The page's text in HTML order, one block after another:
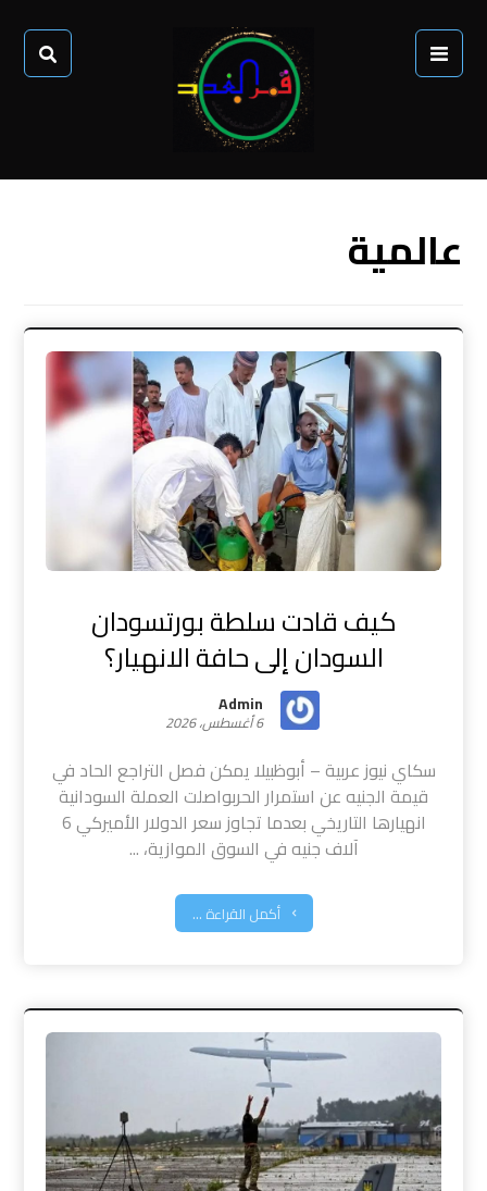
عالمية
كيف قادت سلطة بورتسودان
السودان إلى حافة الانهيار؟
Admin
6 أغسطس، 2026
سكاي نيوز عربية – أبوظبيلا يمكن فصل التراجع الحاد في
قيمة الجنيه عن استمرار الحربواصلت العملة السودانية
انهيارها التاريخي بعدما تجاوز سعر الدولار الأميركي 6
آلاف جنيه في السوق الموازية، ...
أكمل القراءة ...